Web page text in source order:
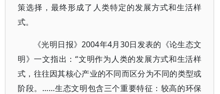
策选择，最终形成了人类特定的发展方式和生活样
式。
《光明日报》2004年4月30日发表的《论生态文
明》一文指出：“文明作为人类的发展方式和生活样
式，往往因其核心产业的不同而区分为不同的类型或
阶段。……生态文明包含三个重要特征：较高的环保